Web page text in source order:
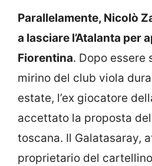
Parallelamente, Nicolò
a lasciare l’Atalanta per
Fiorentina. Dopo essere
mirino del club viola
estate, l’ex giocatore
accettato la proposta
toscana. Il Galatasaray,
proprietario del